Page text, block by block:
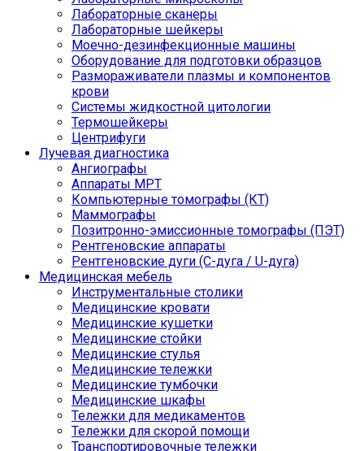
Лабораторные сканеры
Лабораторные шейкеры
Моечно-дезинфекционные машины
Оборудование для подготовки образцов
Размораживатели плазмы и компонентов
крови
Системы жидкостной цитологии
Термошейкеры
Центрифуги
Лучевая диагностика
Ангиографы
Аппараты МРТ
Компьютерные томографы (КТ)
Маммографы
Позитронно-эмиссионные томографы (ПЭТ)
Рентгеновские аппараты
Рентгеновские дуги (С-дуга / U-дуга)
Медицинская мебель
Инструментальные столики
Медицинские кровати
Медицинские кушетки
Медицинские стойки
Медицинские стулья
Медицинские тележки
Медицинские тумбочки
Медицинские шкафы
Тележки для медикаментов
Тележки для скорой помощи
Транспортировочные тележки